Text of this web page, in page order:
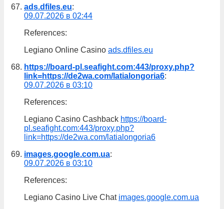
ads.dfiles.eu:
09.07.2026 в 02:44
References:
Legiano Online Casino ads.dfiles.eu
https://board-pl.seafight.com:443/proxy.php?
link=https://de2wa.com/latialongoria6:
09.07.2026 в 03:10
References:
Legiano Casino Cashback https://board-
pl.seafight.com:443/proxy.php?
link=https://de2wa.com/latialongoria6
images.google.com.ua:
09.07.2026 в 03:10
References:
Legiano Casino Live Chat images.google.com.ua